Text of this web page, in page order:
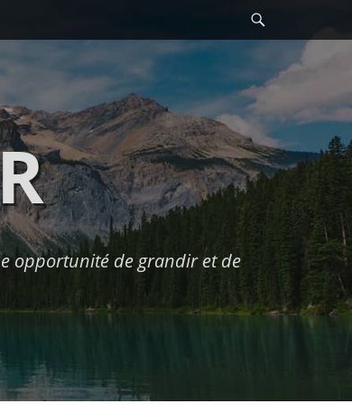
opportunité de grandir et de